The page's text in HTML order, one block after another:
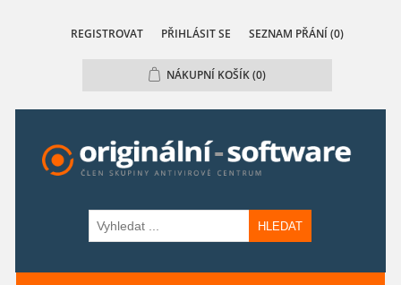
REGISTROVAT PŘIHLÁSIT SE SEZNAM PŘÁNÍ (0)
NÁKUPNÍ KOŠÍK(0)
HLEDAT